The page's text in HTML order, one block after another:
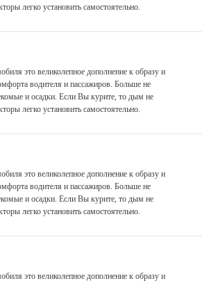
легко установить самостоятельно.
это великолепное дополнение к образу и
водителя и пассажиров. Больше не
и осадки. Если Вы курите, то дым не
легко установить самостоятельно.
это великолепное дополнение к образу и
водителя и пассажиров. Больше не
и осадки. Если Вы курите, то дым не
легко установить самостоятельно.
это великолепное дополнение к образу и